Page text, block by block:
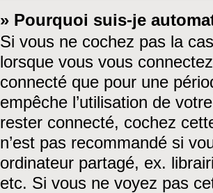
» Pourquoi suis-je
Si vous ne cochez pas la
lorsque vous vous
connecté que pour une
empêche l’utilisation de
rester connecté, cochez
n’est pas recommandé si
ordinateur partagé, ex.
etc. Si vous ne voyez pas